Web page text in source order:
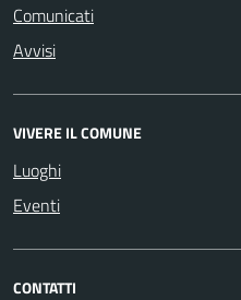
Comunicati
Avvisi
VIVERE IL COMUNE
Luoghi
Eventi
CONTATTI